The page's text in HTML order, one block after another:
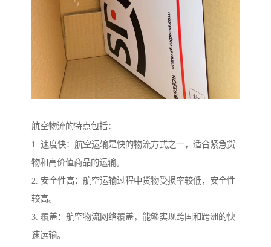
航空物流的特点包括：
1. 速度快：航空运输是快的物流方式之一，适合紧急货
物和高价值商品的运输。
2. 安全性高：航空运输过程中货物受损率较低，安全性
较高。
3. 覆盖：航空物流网络覆盖，能够实现跨国和跨洲的快
速运输。